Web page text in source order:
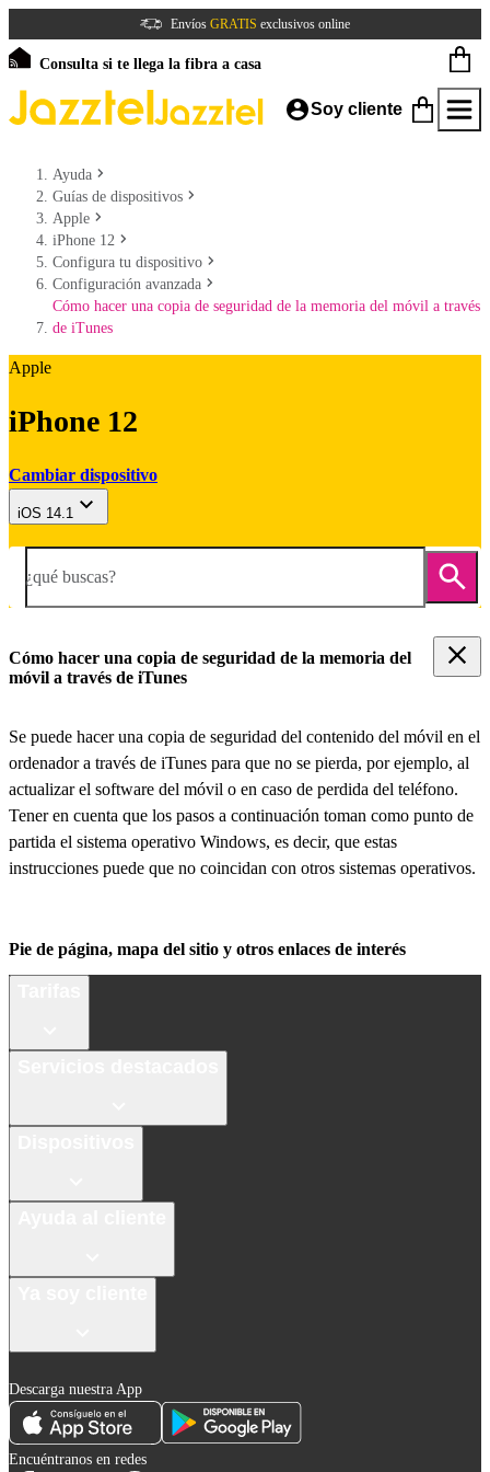
Envíos GRATIS exclusivos online
Consulta si te llega la fibra a casa
Soy cliente
Ayuda
Guías de dispositivos
Apple
iPhone 12
Configura tu dispositivo
Configuración avanzada
Cómo hacer una copia de seguridad de la memoria del móvil a través
de iTunes
Apple
iPhone 12
Cambiar dispositivo
iOS 14.1
¿qué buscas?
Cómo hacer una copia de seguridad de la memoria del
móvil a través de iTunes
Se puede hacer una copia de seguridad del contenido del móvil en el
ordenador a través de iTunes para que no se pierda, por ejemplo, al
actualizar el software del móvil o en caso de perdida del teléfono.
Tener en cuenta que los pasos a continuación toman como punto de
partida el sistema operativo Windows, es decir, que estas
instrucciones puede que no coincidan con otros sistemas operativos.
Pie de página, mapa del sitio y otros enlaces de interés
Descarga nuestra App
Encuéntranos en redes